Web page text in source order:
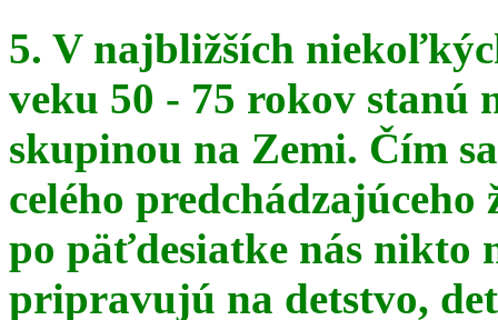
5. V najbližších
veku 50 - 75 rokov stanú
skupinou na Zemi. Čím
celého
po päťdesiatke nás nikto
pripravujú na detstvo,